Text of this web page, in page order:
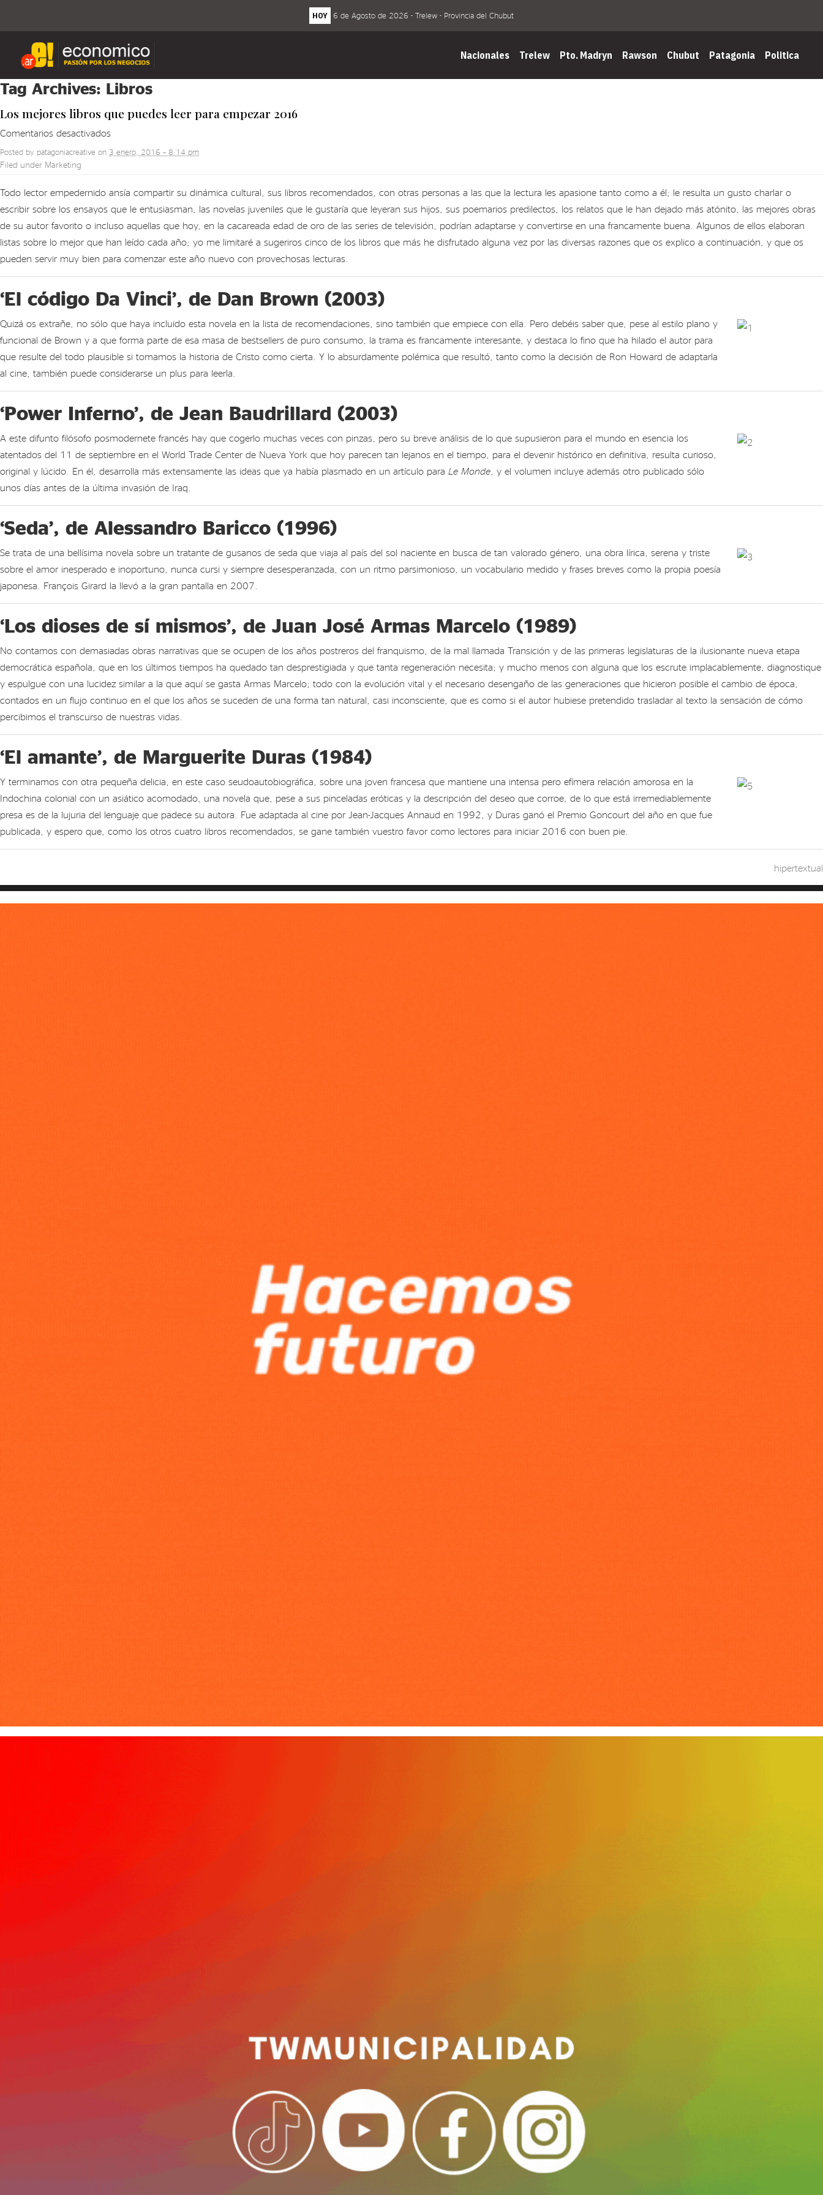
HOY 6 de Agosto de 2026 - Trelew - Provincia del Chubut
Nacionales Trelew Pto. Madryn Rawson Chubut Patagonia Politica
Tag Archives: Libros
Los mejores libros que puedes leer para empezar 2016
Comentarios desactivadosen
Los
que
puedes
2016
Posted by patagoniacreative on 3 enero, 2016 – 8:14 pm
Filed under Marketing
Todo lector empedernido ansía compartir su dinámica cultural, sus libros recomendados, con otras personas a las que la lectura les apasione tanto como a él; le resulta un gusto charlar o
escribir sobre los ensayos que le entusiasman, las novelas juveniles que le gustaría que leyeran sus hijos, sus poemarios predilectos, los relatos que le han dejado más atónito, las mejores obras
de su autor favorito o incluso aquellas que hoy, en la cacareada edad de oro de las series de televisión, podrían adaptarse y convertirse en una francamente buena. Algunos de ellos elaboran
listas sobre lo mejor que han leído cada año; yo me limitaré a sugeriros cinco de los libros que más he disfrutado alguna vez por las diversas razones que os explico a continuación, y que os
pueden servir muy bien para comenzar este año nuevo con provechosas lecturas.
‘El código Da Vinci’, de Dan Brown (2003)
Quizá os extrañe, no sólo que haya incluido esta novela en la lista de recomendaciones, sino también que empiece con ella. Pero debéis saber que, pese al estilo plano y
funcional de Brown y a que forma parte de esa masa de bestsellers de puro consumo, la trama es francamente interesante, y destaca lo fino que ha hilado el autor para
que resulte del todo plausible si tomamos la historia de Cristo como cierta. Y lo absurdamente polémica que resultó, tanto como la decisión de Ron Howard de adaptarla
al cine, también puede considerarse un plus para leerla.
‘Power Inferno’, de Jean Baudrillard (2003)
A este difunto filósofo posmodernete francés hay que cogerlo muchas veces con pinzas, pero su breve análisis de lo que supusieron para el mundo en esencia los
atentados del 11 de septiembre en el World Trade Center de Nueva York que hoy parecen tan lejanos en el tiempo, para el devenir histórico en definitiva, resulta curioso,
original y lúcido. En él, desarrolla más extensamente las ideas que ya había plasmado en un artículo para Le Monde , y el volumen incluye además otro publicado sólo
unos días antes de la última invasión de Iraq.
‘Seda’, de Alessandro Baricco (1996)
Se trata de una bellísima novela sobre un tratante de gusanos de seda que viaja al país del sol naciente en busca de tan valorado género, una obra lírica, serena y triste
sobre el amor inesperado e inoportuno, nunca cursi y siempre desesperanzada, con un ritmo parsimonioso, un vocabulario medido y frases breves como la propia poesía
japonesa. François Girard la llevó a la gran pantalla en 2007.
‘Los dioses de sí mismos’, de Juan José Armas Marcelo (1989)
No contamos con demasiadas obras narrativas que se ocupen de los años postreros del franquismo, de la mal llamada Transición y de las primeras legislaturas de la ilusionante nueva etapa
democrática española, que en los últimos tiempos ha quedado tan desprestigiada y que tanta regeneración necesita; y mucho menos con alguna que los escrute implacablemente, diagnostique
y espulgue con una lucidez similar a la que aquí se gasta Armas Marcelo; todo con la evolución vital y el necesario desengaño de las generaciones que hicieron posible el cambio de época,
contados en un flujo continuo en el que los años se suceden de una forma tan natural, casi inconsciente, que es como si el autor hubiese pretendido trasladar al texto la sensación de cómo
percibimos el transcurso de nuestras vidas.
‘El amante’, de Marguerite Duras (1984)
Y terminamos con otra pequeña delicia, en este caso seudoautobiográfica, sobre una joven francesa que mantiene una intensa pero efímera relación amorosa en la
Indochina colonial con un asiático acomodado, una novela que, pese a sus pinceladas eróticas y la descripción del deseo que corroe, de lo que está irremediablemente
presa es de la lujuria del lenguaje que padece su autora. Fue adaptada al cine por Jean-Jacques Annaud en 1992, y Duras ganó el Premio Goncourt del año en que fue
publicada, y espero que, como los otros cuatro libros recomendados, se gane también vuestro favor como lectores para iniciar 2016 con buen pie.
hipertextual